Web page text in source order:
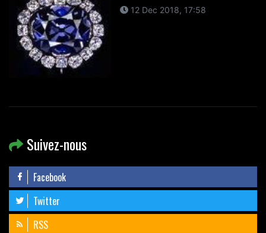
12 Dec 2018, 17:58
Suivez-nous
Facebook
Twitter
RSS